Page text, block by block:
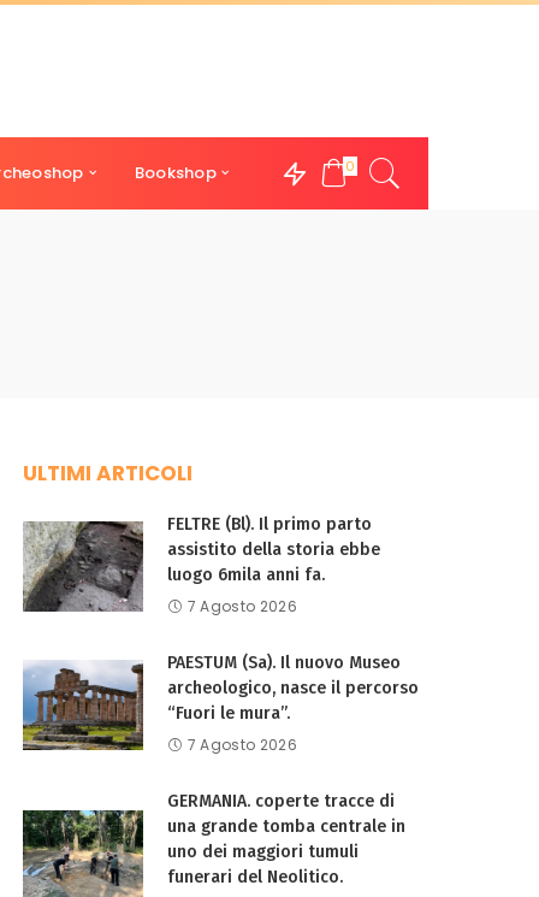
Bookshop 0
ULTIMI ARTICOLI
FELTRE (Bl). Il primo parto
assistito della storia ebbe
luogo 6mila anni fa.
7 Agosto 2026
PAESTUM (Sa). Il nuovo Museo
archeologico, nasce il percorso
“Fuori le mura”.
7 Agosto 2026
GERMANIA. coperte tracce di
una grande tomba centrale in
uno dei maggiori tumuli
funerari del Neolitico.